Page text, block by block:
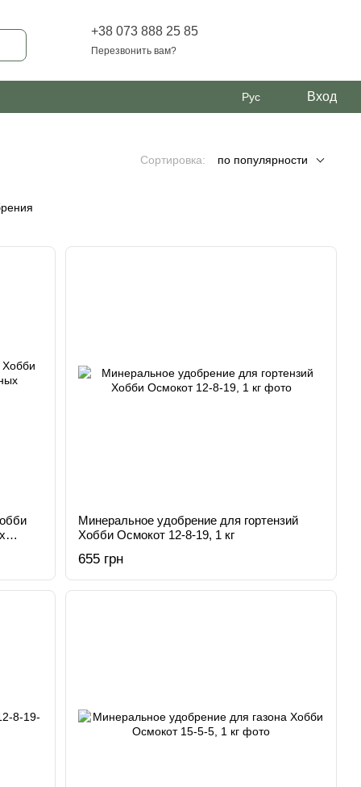
+38 073 888 25 85
Перезвонить вам?
Рус Вход
Сортировка: по популярности
Минеральное удобрение для гортензий
Хобби Осмокот 12-8-19, 1 кг
655 грн